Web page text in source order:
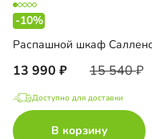
-10%
13 990 15 540
Доступно для доставки
В корзину